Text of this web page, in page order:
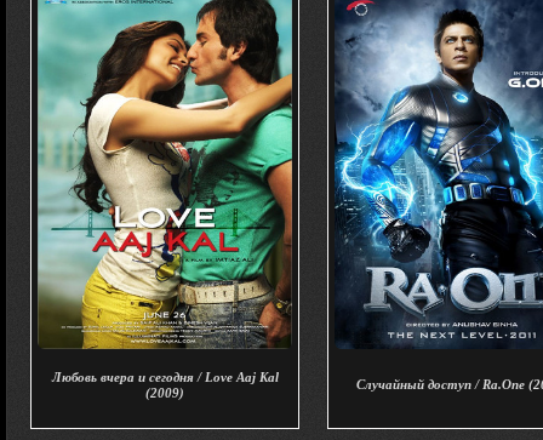
Любовь вчера и сегодня / Love Aaj Kal
(2009)
Случайный доступ / Ra.One